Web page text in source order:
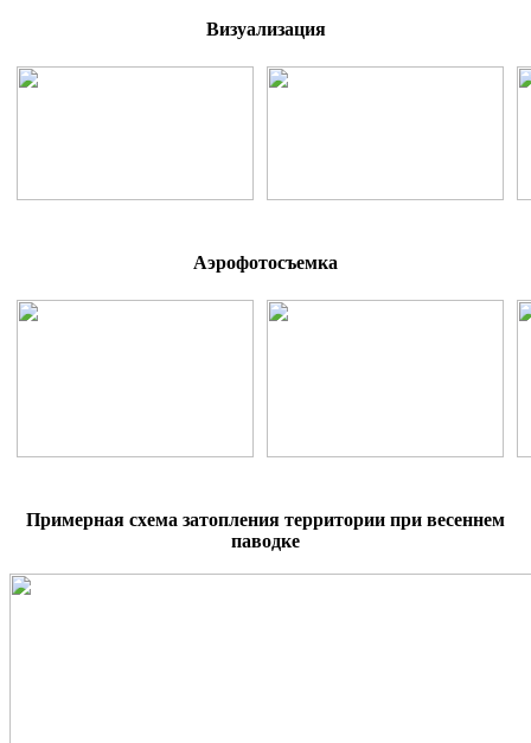
Визуализация
Аэрофотосъемка
Примерная схема затопления территории при весеннем
паводке